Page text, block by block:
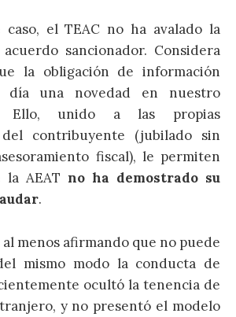
el TEAC no ha avalado la
sancionador. Considera
la obligación de información
día una novedad en nuestro
Ello, unido a las propias
del contribuyente (jubilado sin
fiscal), le permiten
la AEAT no ha demostrado su
.
menos afirmando que no puede
mismo modo la conducta de
ocultó la tenencia de
y no presentó el modelo